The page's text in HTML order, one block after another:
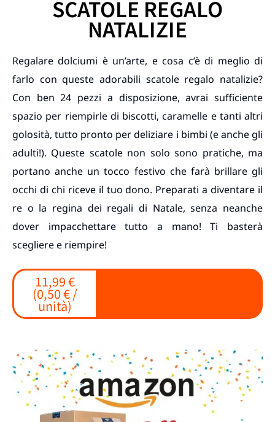
SCATOLE REGALO
NATALIZIE
Regalare dolciumi è un’arte, e cosa c’è di meglio di
farlo con queste adorabili scatole regalo natalizie?
Con ben 24 pezzi a disposizione, avrai sufficiente
spazio per riempirle di biscotti, caramelle e tanti altri
golosità, tutto pronto per deliziare i bimbi (e anche gli
adulti!). Queste scatole non solo sono pratiche, ma
portano anche un tocco festivo che farà brillare gli
occhi di chi riceve il tuo dono. Preparati a diventare il
re o la regina dei regali di Natale, senza neanche
dover impacchettare tutto a mano! Ti basterà
scegliere e riempire!
11,99 €
(0,50 € /
unità)